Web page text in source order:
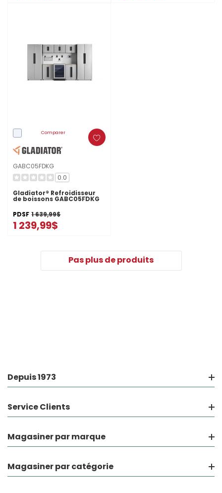
Comparer
GABC05FDKG
0.0
Gladiator® Refroidisseur
de boissons GABC05FDKG
PDSF 1 639,99$
1 239,99$
Pas plus de produits
Depuis 1973
Service Clients
Magasiner par marque
Magasiner par catégorie